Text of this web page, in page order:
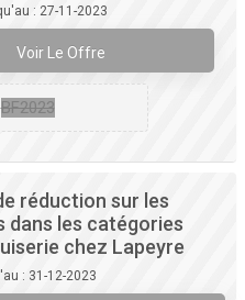
: 27-11-2023
Voir Le Offre
BF2023
réduction sur les
dans les catégories
chez Lapeyre
: 31-12-2023